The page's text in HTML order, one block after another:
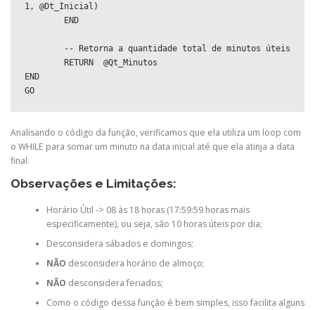
1, @Dt_Inicial)
END
Analisando o código da função, verificamos que ela utiliza um loop com
o WHILE para somar um minuto na data inicial até que ela atinja a data
final.
Observações e Limitações:
Horário Útil -> 08 às 18 horas (17:59:59 horas mais
especificamente), ou seja, são 10 horas úteis por dia;
Desconsidera sábados e domingos;
NÃO desconsidera horário de almoço;
NÃO desconsidera feriados;
Como o código dessa função é bem simples, isso facilita alguns